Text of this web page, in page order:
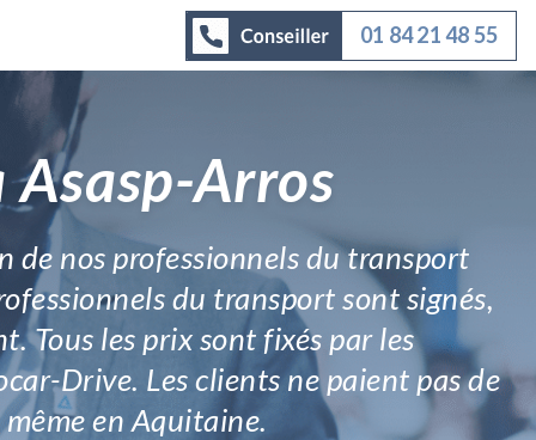
01 84 21 48 55
Arros
de nos professionnels du transport
du transport sont signés,
Tous les prix sont fixés par les
Drive. Les clients ne paient pas de
en Aquitaine.